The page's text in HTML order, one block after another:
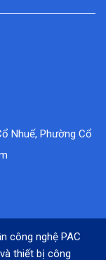
Nhuế, Phường Cổ
công nghệ PAC
thiết bị công